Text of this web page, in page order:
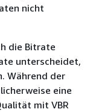
nicht
die Bitrate
unterscheidet,
Während der
eine
mit VBR